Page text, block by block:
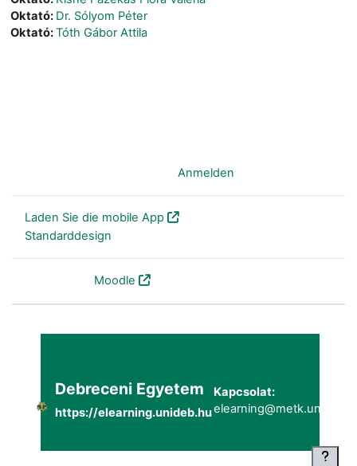
Oktató: Dr. Sólyom Péter
Oktató:Tóth Gábor Attila
Anmelden
Laden Sie die mobile App
Standarddesign
Moodle
Debreceni Egyetem
https://elearning.unideb.hu
Kapcsolat: